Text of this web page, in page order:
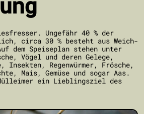
Ungefähr 40 % der
circa 30 % besteht aus Weich-
dem Speiseplan stehen unter
Vögel und deren Gelege,
Insekten, Regenwürmer, Frösche,
Mais, Gemüse und sogar Aas.
ein Lieblingsziel des